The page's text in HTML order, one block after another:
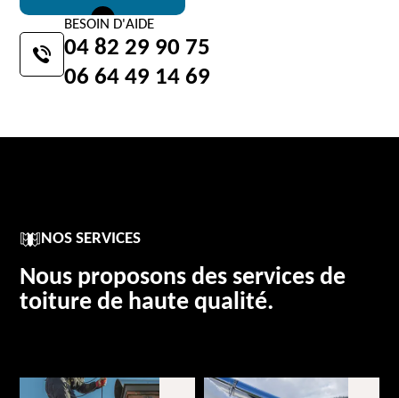
BESOIN D'AIDE
04 82 29 90 75
06 64 49 14 69
NOS SERVICES
Nous proposons des services de
toiture de haute qualité.